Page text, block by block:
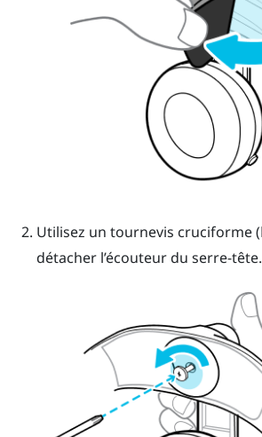
Utilisez un tournevis cruciforme (
détacher l’écouteur du serre-tête.